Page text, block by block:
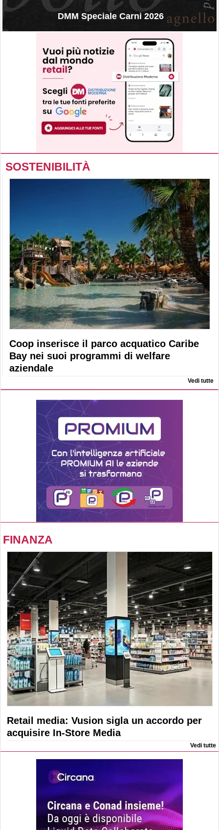
DMM Speciale Carni 2026
SOSTENIBILITÀ
Coop inserisce il parco acquatico Caribe
Bay nei suoi programmi di welfare
aziendale
Vedi tutte
FINANZA
Retail media: Vusion sigla un accordo per
acquisire In-Store Media
Vedi tutte